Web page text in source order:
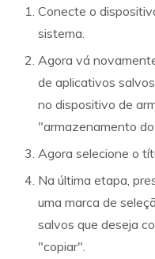
Conecte o
sistema.
Agora vá
de aplicativos
no dispositivo de
"armazenamento
Agora selecione o
Na última etapa,
uma marca de
salvos que deseja
"copiar".